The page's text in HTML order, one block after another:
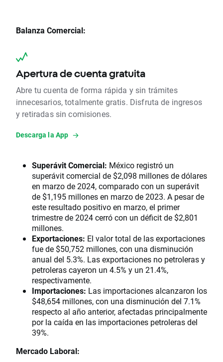
Balanza Comercial:
Apertura de cuenta gratuita
Abre tu cuenta de forma rápida y sin trámites
innecesarios, totalmente gratis. Disfruta de ingresos
y retiradas sin comisiones.
Descarga la App
Superávit Comercial: México registró un
superávit comercial de $2,098 millones de dólares
en marzo de 2024, comparado con un superávit
de $1,195 millones en marzo de 2023. A pesar de
este resultado positivo en marzo, el primer
trimestre de 2024 cerró con un déficit de $2,801
millones.
Exportaciones: El valor total de las exportaciones
fue de $50,752 millones, con una disminución
anual del 5.3%. Las exportaciones no petroleras y
petroleras cayeron un 4.5% y un 21.4%,
respectivamente.
Importaciones: Las importaciones alcanzaron los
$48,654 millones, con una disminución del 7.1%
respecto al año anterior, afectadas principalmente
por la caída en las importaciones petroleras del
39%.
Mercado Laboral: